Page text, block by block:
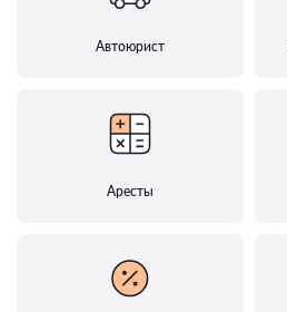
Автоюрист
Аресты